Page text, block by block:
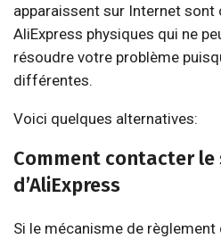
apparaissent sur Internet sont
AliExpress physiques qui ne
résoudre votre problème
différentes.
Voici quelques alternatives:
Comment contacter le
d’AliExpress
Si le mécanisme de